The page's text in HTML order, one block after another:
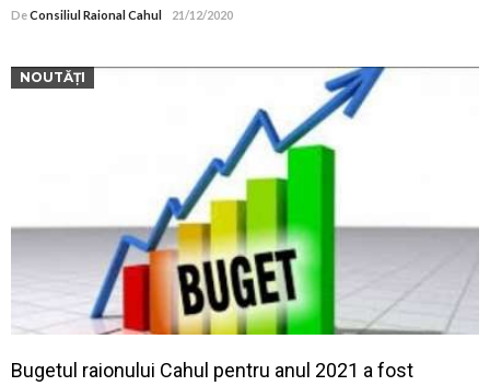
DeConsiliul Raional Cahul 21/12/2020
NOUTĂȚI
Bugetul raionului Cahul pentru anul 2021 a fost